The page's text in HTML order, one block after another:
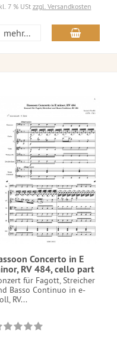
7 % USt zzgl. Versandkosten
mehr...
Concerto in E
RV 484, cello part
für Fagott, Streicher
Basso Continuo in e-
RV...